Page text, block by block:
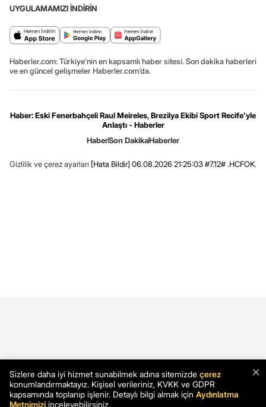
UYGULAMAMIZI İNDİRİN
Haberler.com: Türkiye’nin en kapsamlı haber sitesi. Son dakika haberleri
ve en güncel gelişmeler Haberler.com’da.
Haber: Eski Fenerbahçeli Raul Meireles, Brezilya Ekibi Sport Recife'yle
Anlaştı - Haberler
HaberSon DakikaHaberler
Gizlilik ve çerez ayarları [Hata Bildir] 06.08.2026 21:25:03 #7.12# .HCFOK.
×
Sizlere daha iyi hizmet sunabilmek adına sitemizde çerez
konumlandırmaktayız. Kişisel verileriniz, KVKK ve GDPR
kapsamında toplanıp işlenir. Detaylı bilgi almak için Aydınlatma
Metnimizi inceleyebilirsiniz.